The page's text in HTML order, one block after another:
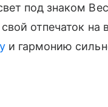
под знаком
отпечаток на
и гармонию